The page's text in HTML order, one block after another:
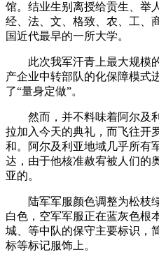
馆。结业生别离授给贡生、举
经、法、文、格致、农、工、
国近代最早的一所大学。
此次我军汗青上最大规模的
产企业中转部队的化保障模式
了“量身定做”。
然而，并不料味着阿尔及利
拉加入今天的典礼，而飞往开
和。阿尔及利亚地域几乎所有
达，由于他核准赦宥被人们的
亚的。
陆军军服颜色调整为松枝绿
白色，空军军服正在蓝灰色根
城、等中队的保守主要标识，
标等标记服饰上。